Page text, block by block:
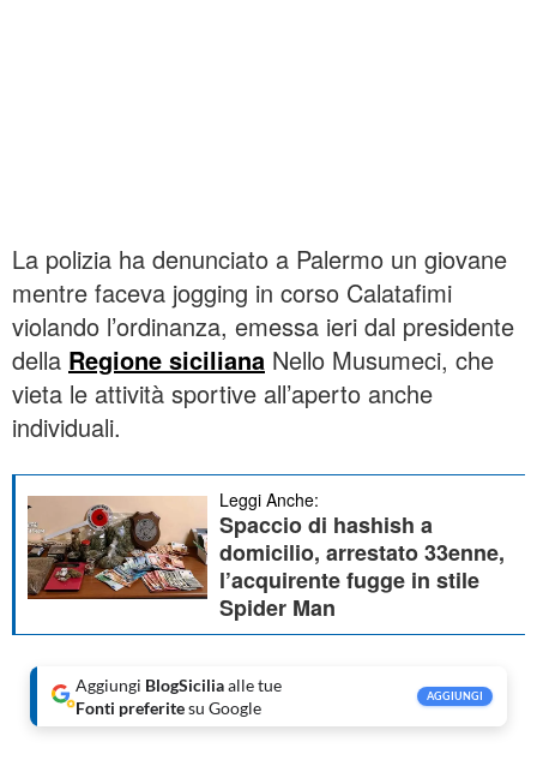
La polizia ha denunciato a Palermo un giovane
mentre faceva jogging in corso Calatafimi
violando l’ordinanza, emessa ieri dal presidente
della Regione siciliana Nello Musumeci, che
vieta le attività sportive all’aperto anche
individuali.
Leggi Anche:
Spaccio di hashish a
domicilio, arrestato 33enne,
l’acquirente fugge in stile
Spider Man
Aggiungi BlogSiciliaalle tue
Fonti preferitesu Google
AGGIUNGI